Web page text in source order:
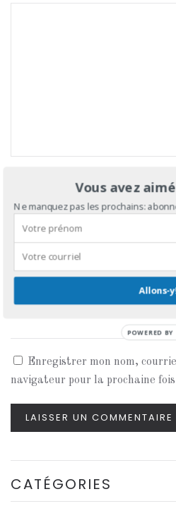
COURRIEL*
Enregistrer mon nom,
navigateur pour la prochaine
LAISSER UN COMMENTAIRE
CATÉGORIES
Vous avez
Ne manquez pas les prochains:
Allons-
POWERED BY